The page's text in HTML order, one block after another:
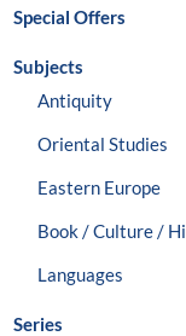
Special Offers
Subjects
Antiquity
Oriental Studies
Eastern Europe
Book / Culture /
Languages
Series